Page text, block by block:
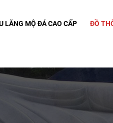
LĂNG MỘ ĐÁ CAO CẤP ĐỒ